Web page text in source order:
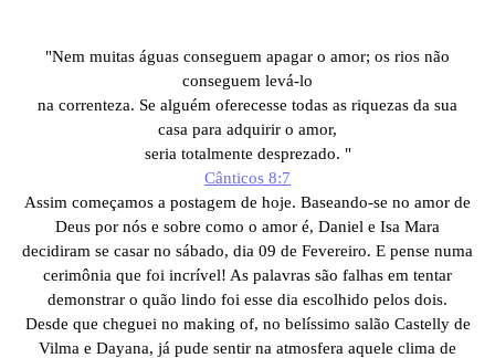
"Nem muitas águas conseguem apagar o amor; os rios não
conseguem levá-lo
na correnteza. Se alguém oferecesse todas as riquezas da sua
casa para adquirir o amor,
seria totalmente desprezado. "
Cânticos 8:7
Assim começamos a postagem de hoje. Baseando-se no amor de
Deus por nós e sobre como o amor é, Daniel e Isa Mara
decidiram se casar no sábado, dia 09 de Fevereiro. E pense numa
cerimônia que foi incrível! As palavras são falhas em tentar
demonstrar o quão lindo foi esse dia escolhido pelos dois.
Desde que cheguei no making of, no belíssimo salão Castelly de
Vilma e Dayana, já pude sentir na atmosfera aquele clima de